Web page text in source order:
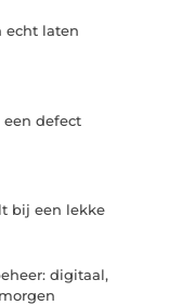
echt laten
defect
bij een lekke
digitaal,